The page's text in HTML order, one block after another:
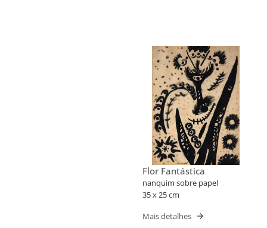
Flor Fantástica
nanquim sobre papel
35 x 25 cm
Mais detalhes